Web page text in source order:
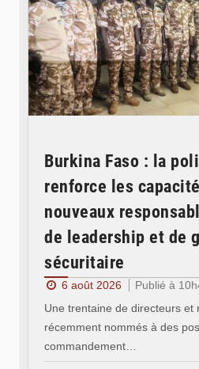
Burkina Faso : la
renforce les
nouveaux
de leadership et de
sécuritaire
6 août 2026
Publié à
Une trentaine de directeurs et
récemment nommés à des
commandement…